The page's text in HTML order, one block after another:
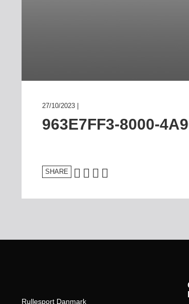
27/10/2023 |
963E7FF3-8000-
SHARE
Rullesport Danmark